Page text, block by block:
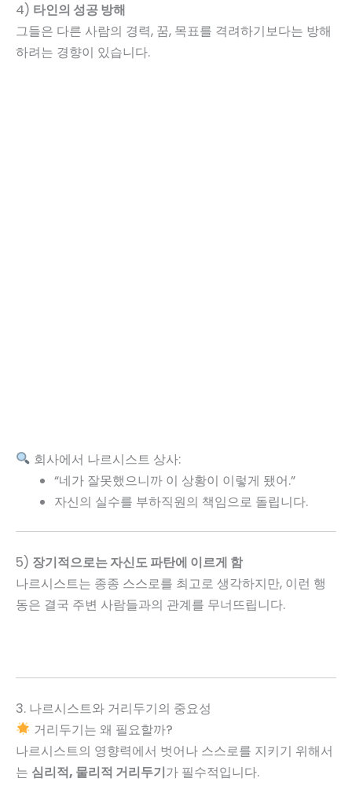
4) 타인의 성공 방해
그들은 다른 사람의 경력, 꿈, 목표를 격려하기보다는 방해
하려는 경향이 있습니다.
회사에서 나르시스트 상사:
“네가 잘못했으니까 이 상황이 이렇게 됐어.”
자신의 실수를 부하직원의 책임으로 돌립니다.
5) 장기적으로는 자신도 파탄에 이르게 함
나르시스트는 종종 스스로를 최고로 생각하지만, 이런 행
동은 결국 주변 사람들과의 관계를 무너뜨립니다.
3. 나르시스트와 거리두기의 중요성
거리두기는 왜 필요할까?
나르시스트의 영향력에서 벗어나 스스로를 지키기 위해서
는 심리적, 물리적 거리두기가 필수적입니다.